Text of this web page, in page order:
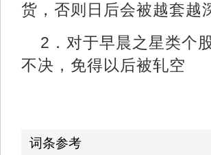
货，否则日后会被越套越
2．对于早晨之星类个
不决，免得以后被轧空
词条参考